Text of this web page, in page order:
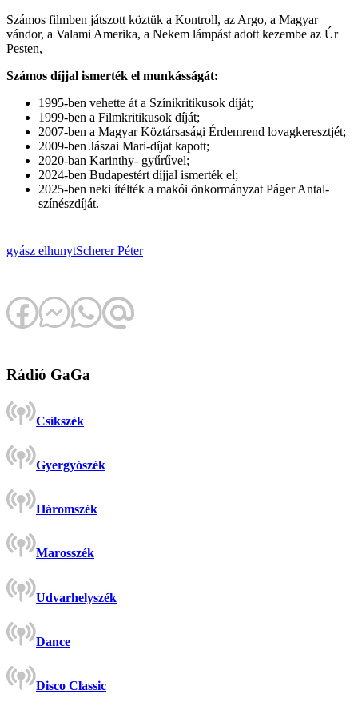
Számos filmben játszott köztük a Kontroll, az Argo, a Magyar
vándor, a Valami Amerika, a Nekem lámpást adott kezembe az Úr
Pesten,
Számos díjjal ismerték el munkásságát:
1995-ben vehette át a Színikritikusok díját;
1999-ben a Filmkritikusok díját;
2007-ben a Magyar Köztársasági Érdemrend lovagkeresztjét;
2009-ben Jászai Mari-díjat kapott;
2020-ban Karinthy- gyűrűvel;
2024-ben Budapestért díjjal ismerték el;
2025-ben neki ítélték a makói önkormányzat Páger Antal-
színészdíját.
gyász elhunytScherer Péter
Rádió GaGa
Csíkszék
Gyergyószék
Háromszék
Marosszék
Udvarhelyszék
Dance
Disco Classic